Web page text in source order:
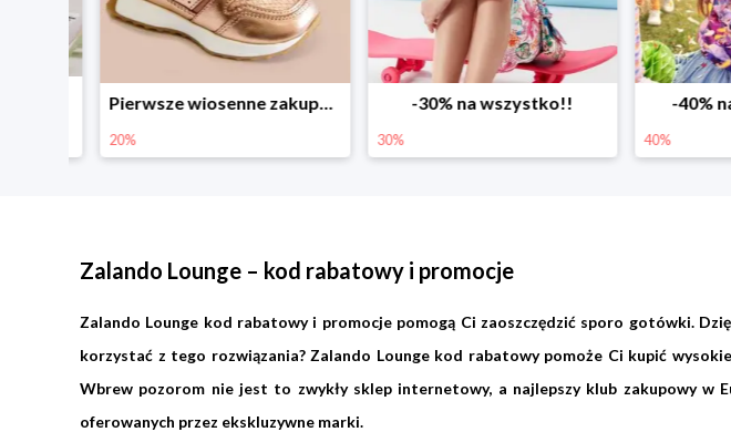
Pierwsze wiosenne zakupy -20%
20%
-30% na wszystko!!
30%
-40% na
40%
Zalando Lounge – kod rabatowy i promocje
Zalando Lounge kod rabatowy i promocje pomogą Ci zaoszczędzić sporo gotówki.
korzystać z tego rozwiązania? Zalando Lounge kod rabatowy pomoże Ci kupić
Wbrew pozorom nie jest to zwykły sklep internetowy, a najlepszy klub zakupowy w
oferowanych przez ekskluzywne marki.